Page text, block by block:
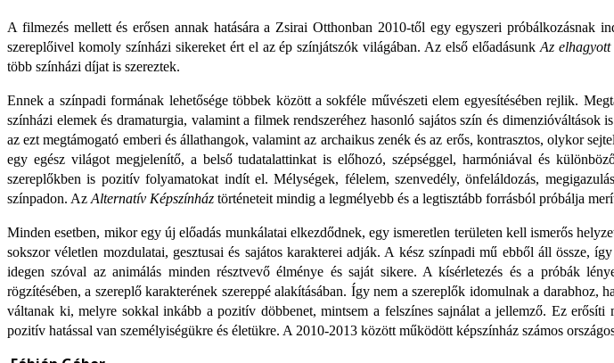
A filmezés mellett és erősen annak hatására a Zsirai Otthonban 2010-től egy egyszeri próbálkozásnak
szereplőivel komoly színházi sikereket ért el az ép színjátszók világában. Az első előadásunkAz
több színházi díjat is szereztek.
Ennek a színpadi formának lehetősége többek között a sokféle művészeti elem egyesítésében rejlik.
színházi elemek és dramaturgia, valamint a filmek rendszeréhez hasonló sajátos szín és
az ezt megtámogató emberi és állathangok, valamint az archaikus zenék és az erős, kontrasztos, olykor
egy egész világot megjelenítő, a belső tudatalattinkat is előhozó, szépséggel, harmóniával és
szereplőkben is pozitív folyamatokat indít el. Mélységek, félelem, szenvedély, önfeláldozás,
színpadon. Az Alternatív Képszínház történeteit mindig a legmélyebb és a legtisztább forrásból próbálja
Minden esetben, mikor egy új előadás munkálatai elkezdődnek, egy ismeretlen területen kell ismerős
sokszor véletlen mozdulatai, gesztusai és sajátos karakterei adják. A kész színpadi mű ebből áll össze,
idegen szóval az animálás minden résztvevő élménye és saját sikere. A kísérletezés és a próbák
rögzítésében, a szereplő karakterének szereppé alakításában. Így nem a szereplők idomulnak a
váltanak ki, melyre sokkal inkább a pozitív döbbenet, mintsem a felszínes sajnálat a jellemző. Ez erősíti
pozitív hatással van személyiségükre és életükre. A 2010-2013 között működött képszínház számos